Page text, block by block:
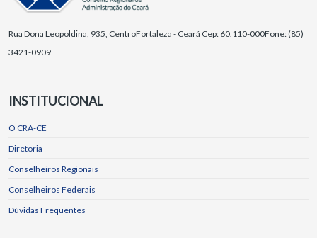
Rua Dona Leopoldina, 935, CentroFortaleza - Ceará Cep: 60.110-000Fone: (85)
3421-0909
INSTITUCIONAL
O CRA-CE
Diretoria
Conselheiros Regionais
Conselheiros Federais
Dúvidas Frequentes